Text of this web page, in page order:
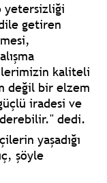
yetersizliği
getiren
kaliteli
değil bir elzem
iradesi ve
dedi.
yaşadığı
şöyle